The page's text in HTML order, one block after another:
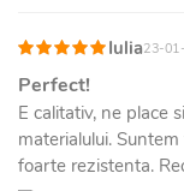
Iulia23-
Perfect!
E calitativ, ne place
materialului.
foarte rezistenta.